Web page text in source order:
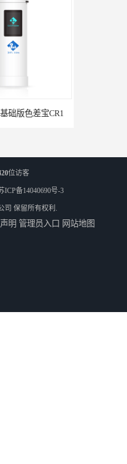
TS8210小型台式分光测色仪
位访客
ICP备14040690号-3
司 保留所有权利.
明 管理员入口 网站地图